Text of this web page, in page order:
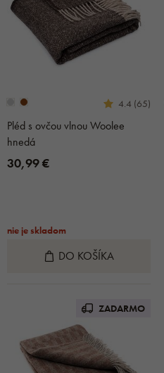
4.4 (65)
Pléd s ovčou vlnou Woolee
hnedá
30,99 €
nie je skladom
DO KOŠÍKA
ZADARMO